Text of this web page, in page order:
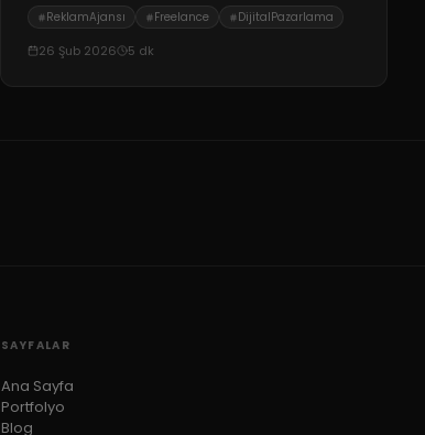
yatırımınızın geri dönüşünü (ROI) nasıl
maksimize edeceğinizi öğrenin.
ReklamAjansı Freelance DijitalPazarlama
26 Şub 2026 5 dk
SAYFALAR
Ana Sayfa
Portfolyo
Blog